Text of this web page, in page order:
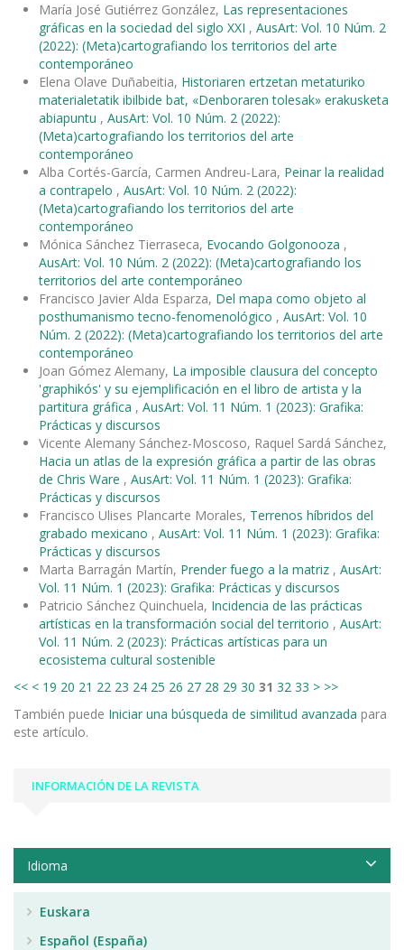
María José Gutiérrez González, Las representaciones
gráficas en la sociedad del siglo XXI , AusArt: Vol. 10 Núm. 2
(2022): (Meta)cartografiando los territorios del arte
contemporáneo
Elena Olave Duñabeitia, Historiaren ertzetan metaturiko
materialetatik ibilbide bat, «Denboraren tolesak» erakusketa
abiapuntu , AusArt: Vol. 10 Núm. 2 (2022):
(Meta)cartografiando los territorios del arte
contemporáneo
Alba Cortés-García, Carmen Andreu-Lara, Peinar la realidad
a contrapelo , AusArt: Vol. 10 Núm. 2 (2022):
(Meta)cartografiando los territorios del arte
contemporáneo
Mónica Sánchez Tierraseca, Evocando Golgonooza ,
AusArt: Vol. 10 Núm. 2 (2022): (Meta)cartografiando los
territorios del arte contemporáneo
Francisco Javier Alda Esparza, Del mapa como objeto al
posthumanismo tecno-fenomenológico , AusArt: Vol. 10
Núm. 2 (2022): (Meta)cartografiando los territorios del arte
contemporáneo
Joan Gómez Alemany, La imposible clausura del concepto
'graphikós' y su ejemplificación en el libro de artista y la
partitura gráfica , AusArt: Vol. 11 Núm. 1 (2023): Grafika:
Prácticas y discursos
Vicente Alemany Sánchez-Moscoso, Raquel Sardá Sánchez,
Hacia un atlas de la expresión gráfica a partir de las obras
de Chris Ware , AusArt: Vol. 11 Núm. 1 (2023): Grafika:
Prácticas y discursos
Francisco Ulises Plancarte Morales, Terrenos híbridos del
grabado mexicano , AusArt: Vol. 11 Núm. 1 (2023): Grafika:
Prácticas y discursos
Marta Barragán Martín, Prender fuego a la matriz , AusArt:
Vol. 11 Núm. 1 (2023): Grafika: Prácticas y discursos
Patricio Sánchez Quinchuela, Incidencia de las prácticas
artísticas en la transformación social del territorio , AusArt:
Vol. 11 Núm. 2 (2023): Prácticas artísticas para un
ecosistema cultural sostenible
<< < 19 20 21 22 23 24 25 26 27 28 29 30 31 32 33 > >>
También puede Iniciar una búsqueda de similitud avanzada para
este artículo.
INFORMACIÓN DE LA REVISTA
Idioma
Euskara
Español (España)